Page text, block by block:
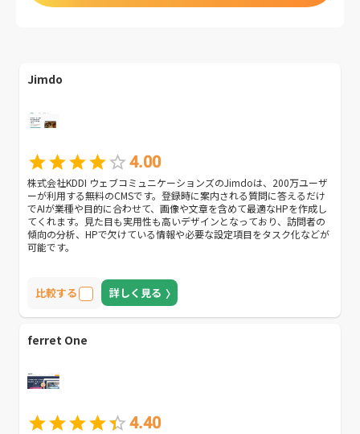
Jimdo
4.00
株式会社KDDI ウェブコミュニケーションズのJimdoは、200万ユーザ
ーが利用する無料のCMSです。登録時に案内される質問に答えるだけ
でAIが業種や目的に合わせて、画像や文章を含めて最適なHPを作成し
てくれます。見た目も実用性も高いデザインとなっており、訪問者の
傾向の分析、HPで欠けている情報や必要な設定項目をタスク化などが
可能です。
比較する 詳しく見る
ferret One
4.40